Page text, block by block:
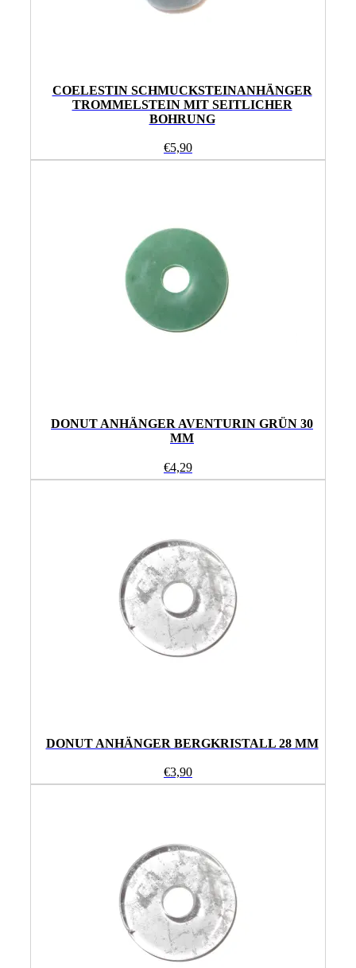
COELESTIN SCHMUCKSTEINANHÄNGER
TROMMELSTEIN MIT SEITLICHER
BOHRUNG
€5,90
DONUT ANHÄNGER AVENTURIN GRÜN 30
MM
€4,29
DONUT ANHÄNGER BERGKRISTALL 28 MM
€3,90